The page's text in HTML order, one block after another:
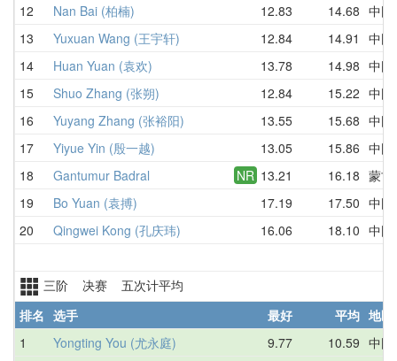
12
Nan Bai (柏楠) 12.83 14.68 中国
13
Yuxuan Wang (王宇轩) 12.84 14.91
中国
14
Huan Yuan (袁欢) 13.78 14.98 中国
15
Shuo Zhang (张朔) 12.84 15.22 中国
16
Yuyang Zhang (张裕阳) 13.55 15.68 中国
17
Yiyue Yin (殷一越) 13.05 15.86 中国
18
Gantumur Badral NR 13.21 16.18 蒙古
19
Bo Yuan (袁搏) 17.19 17.50 中国
20
Qingwei Kong (孔庆玮) 16.06 18.10 中国
三阶 决赛 五次计平均
排名 选手 最好 平均 地区
1
Yongting You (尤永庭) 9.77 10.59 中国